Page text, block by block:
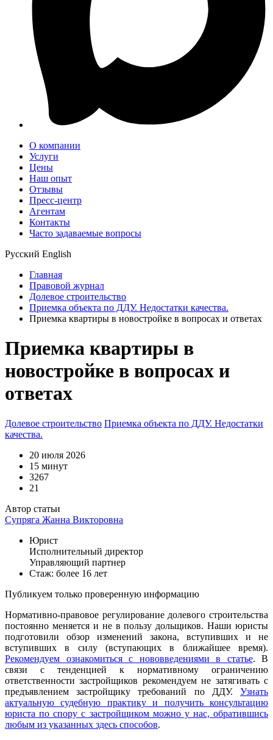
О компании
Услуги
Цены
Наш опыт
Отзывы
Пресс-центр
Агентам
Контакты
Часто задаваемые вопросы
Русский English
Главная
Правовой журнал
Долевое строительство
Приемка объекта по ДДУ. Недостатки качества.
Приемка квартиры в новостройке в вопросах и ответах
Приемка квартиры в
новостройке в вопросах и
ответах
Долевое строительство Приемка объекта по ДДУ. Недостатки
качества.
20 июля 2026
15 минут
3267
21
Автор статьи
Супряга Жанна Викторовна
Юрист
Исполнительный директор
Управляющий партнер
Стаж: более 16 лет
Публикуем только проверенную информацию
Нормативно-правовое регулирование долевого строительства
постоянно меняется и не в пользу дольщиков. Наши юристы
подготовили обзор изменений закона, вступивших и не
вступивших в силу (вступающих в ближайшее время).
Рекомендуем ознакомиться с нововведениями в статье. В
связи с тенденцией к нормативному ограничению
ответственности застройщиков рекомендуем не затягивать с
предъявлением застройщику требований по ДДУ. Узнать
актуальную судебную практику и получить консультацию
юриста по спору с застройщиком можно у нас, обратившись
любым из указанных здесь способов.